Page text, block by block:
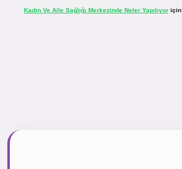
Kadın Ve Aile Sağlığı Merkezinde Neler Yapılıyoriçin